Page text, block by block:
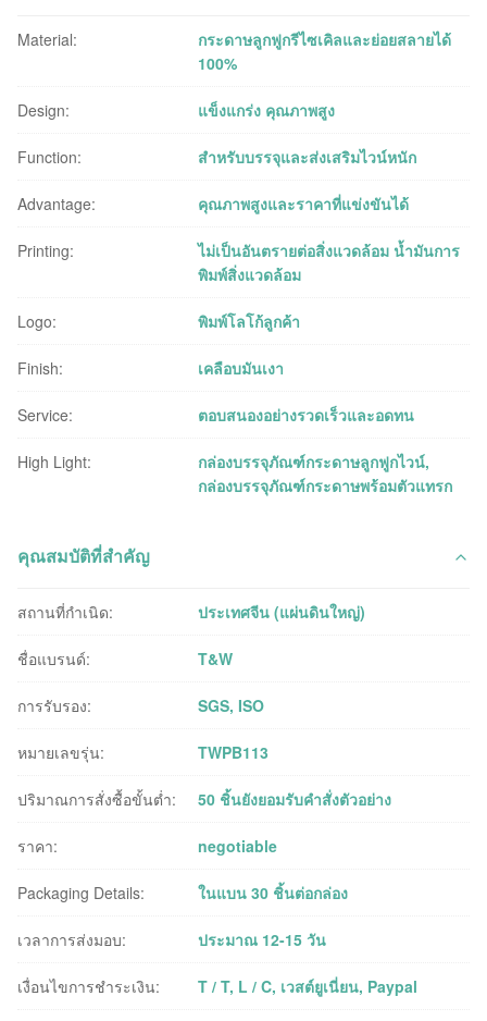
Material:
กระดาษลูกฟูกรีไซเคิลและย่อยสลายได้
100%
Design: แข็งแกร่ง คุณภาพสูง
Function: สำหรับบรรจุและส่งเสริมไวน์หนัก
Advantage: คุณภาพสูงและราคาที่แข่งขันได้
Printing:
ไม่เป็นอันตรายต่อสิ่งแวดล้อม น้ำมันการ
พิมพ์สิ่งแวดล้อม
Logo: พิมพ์โลโก้ลูกค้า
Finish: เคลือบมันเงา
Service: ตอบสนองอย่างรวดเร็วและอดทน
High Light: กล่องบรรจุภัณฑ์กระดาษลูกฟูกไวน์,
กล่องบรรจุภัณฑ์กระดาษพร้อมตัวแทรก
คุณสมบัติที่สำคัญ
สถานที่กำเนิด: ประเทศจีน (แผ่นดินใหญ่)
ชื่อแบรนด์: T&W
การรับรอง: SGS, ISO
หมายเลขรุ่น: TWPB113
ปริมาณการสั่งซื้อขั้นต่ำ: 50 ชิ้นยังยอมรับคำสั่งตัวอย่าง
ราคา: negotiable
Packaging Details: ในแบน 30 ชิ้นต่อกล่อง
เวลาการส่งมอบ: ประมาณ 12-15 วัน
เงื่อนไขการชำระเงิน: T / T, L / C, เวสต์ยูเนี่ยน, Paypal